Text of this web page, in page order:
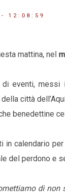
- 12:08:59
mattina, nel
di eventi,
città
benedettine
in calendario
del perdono e
di non